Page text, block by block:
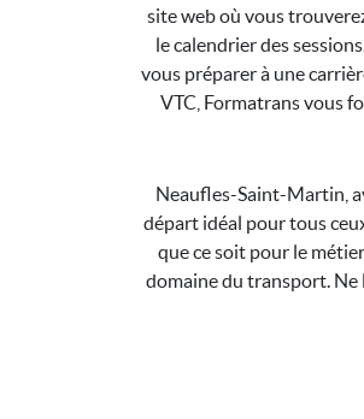
site web où vous
le calendrier des
vous préparer à une
VTC, Formatrans vous
Neaufles-Saint-Martin,
départ idéal pour tous
que ce soit pour le
domaine du transport. Ne